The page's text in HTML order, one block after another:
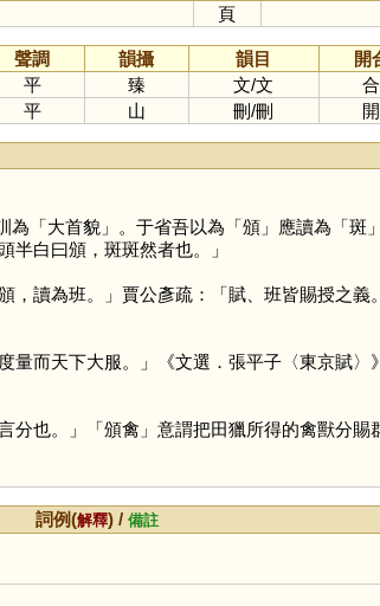
頁
聲調 韻攝 韻目 開
平 臻 文/文 合
平 山 刪/刪 開
為「大首貌」。于省吾以為「頒」應讀為「斑
半白曰頒，斑斑然者也。」
讀為班。」賈公彥疏：「賦、班皆賜授之義
而天下大服。」《文選．張平子〈東京賦〉
也。」「頒禽」意謂把田獵所得的禽獸分賜
詞例(解釋) /備註